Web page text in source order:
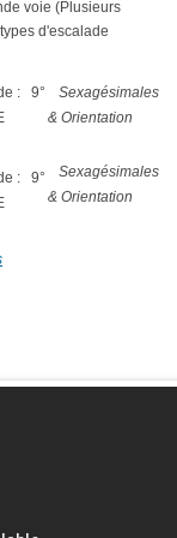
voie (Plusieurs
d'escalade
: 9°
Sexagésimales
& Orientation
: 9°
Sexagésimales
& Orientation